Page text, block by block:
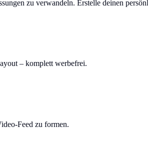
zu verwandeln. Erstelle deinen
– komplett werbefrei.
Feed zu formen.